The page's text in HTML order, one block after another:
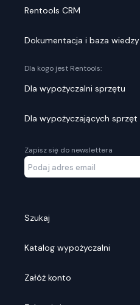
Rentools CRM
Dokumentacja i baza wiedzy
Dla kogo jest Rentools:
Dla wypożyczalni sprzętu
Dla wypożyczających sprzęt
Zapisz się do newslettera
Szukaj
Katalog wypożyczalni
Załóż konto